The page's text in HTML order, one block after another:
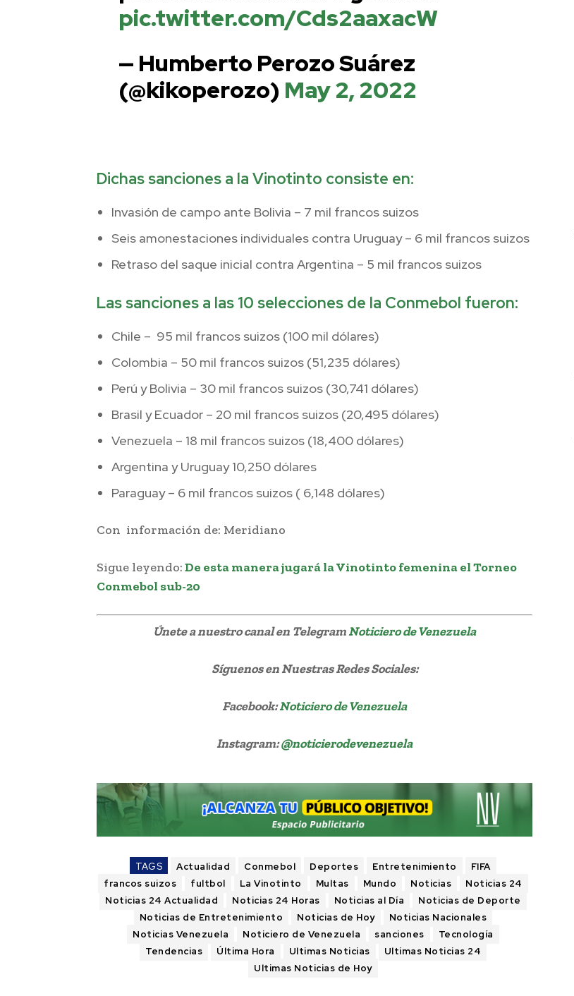
pic.twitter.com/Cds2aaxacW
— Humberto Perozo Suárez
(@kikoperozo) May 2, 2022
Dichas sanciones a la Vinotinto consiste en:
Invasión de campo ante Bolivia – 7 mil francos suizos
Seis amonestaciones individuales contra Uruguay – 6 mil francos suizos
Retraso del saque inicial contra Argentina – 5 mil francos suizos
Las sanciones a las 10 selecciones de la Conmebol fueron:
Chile – 95 mil francos suizos (100 mil dólares)
Colombia – 50 mil francos suizos (51,235 dólares)
Perú y Bolivia – 30 mil francos suizos (30,741 dólares)
Brasil y Ecuador – 20 mil francos suizos (20,495 dólares)
Venezuela – 18 mil francos suizos (18,400 dólares)
Argentina y Uruguay 10,250 dólares
Paraguay – 6 mil francos suizos ( 6,148 dólares)
Con información de: Meridiano
Sigue leyendo:De esta manera jugará la Vinotinto femenina el Torneo
Conmebol sub-20
Únete a nuestro canal en TelegramNoticiero de Venezuela
Síguenosen Nuestras Redes Sociales:
Facebook:Noticiero de Venezuela
Instagram:@noticierodevenezuela
TAGS Actualidad Conmebol Deportes Entretenimiento
FIFA
francos suizos
fultbol La Vinotinto Multas Mundo Noticias
Noticias 24
Noticias 24 Actualidad
Noticias 24 Horas Noticias al Día
Noticias de Deporte
Noticias de Entretenimiento
Noticias de Hoy
Noticias Nacionales
Noticias Venezuela
Noticiero de Venezuela sanciones
Tecnología
Tendencias
Última Hora Ultimas Noticias
Ultimas Noticias 24
Ultimas Noticias de Hoy